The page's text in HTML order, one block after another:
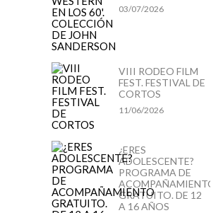
03/07/2026
VIII RODEO FILM
FEST. FESTIVAL DE
CORTOS
11/06/2026
¿ERES
ADOLESCENTE?
PROGRAMA DE
ACOMPAÑAMIENTO
GRATUITO. DE 12
A 16 AÑOS